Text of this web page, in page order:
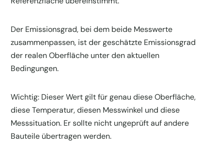
Der Emissionsgrad, bei dem beide Messwerte
zusammenpassen, ist der geschätzte Emissionsgrad
der realen Oberfläche unter den aktuellen
Bedingungen.
Wichtig: Dieser Wert gilt für genau diese Oberfläche,
diese Temperatur, diesen Messwinkel und diese
Messsituation. Er sollte nicht ungeprüft auf andere
Bauteile übertragen werden.